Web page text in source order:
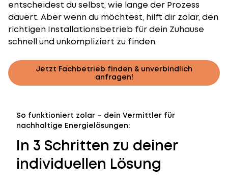
entscheidest du selbst, wie lange der Prozess
dauert. Aber wenn du möchtest, hilft dir zolar, den
richtigen Installationsbetrieb für dein Zuhause
schnell und unkompliziert zu finden.
Jetzt Fachbetrieb finden & unverbindlich
anfragen!
So funktioniert zolar – dein Vermittler für
nachhaltige Energielösungen:
In 3 Schritten zu deiner
individuellen Lösung